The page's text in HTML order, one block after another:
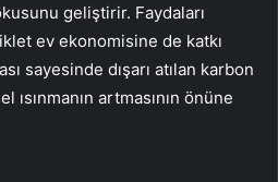
geliştirir. Faydaları
ev ekonomisine de katkı
sayesinde dışarı atılan karbon
ısınmanın artmasının önüne